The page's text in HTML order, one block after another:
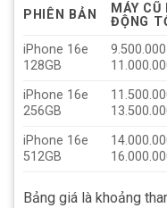
PHIÊN BẢN
MÁY CŨ
ĐỘNG
iPhone 16e
128GB
iPhone 16e
256GB
iPhone 16e
512GB
Bảng giá là khoảng